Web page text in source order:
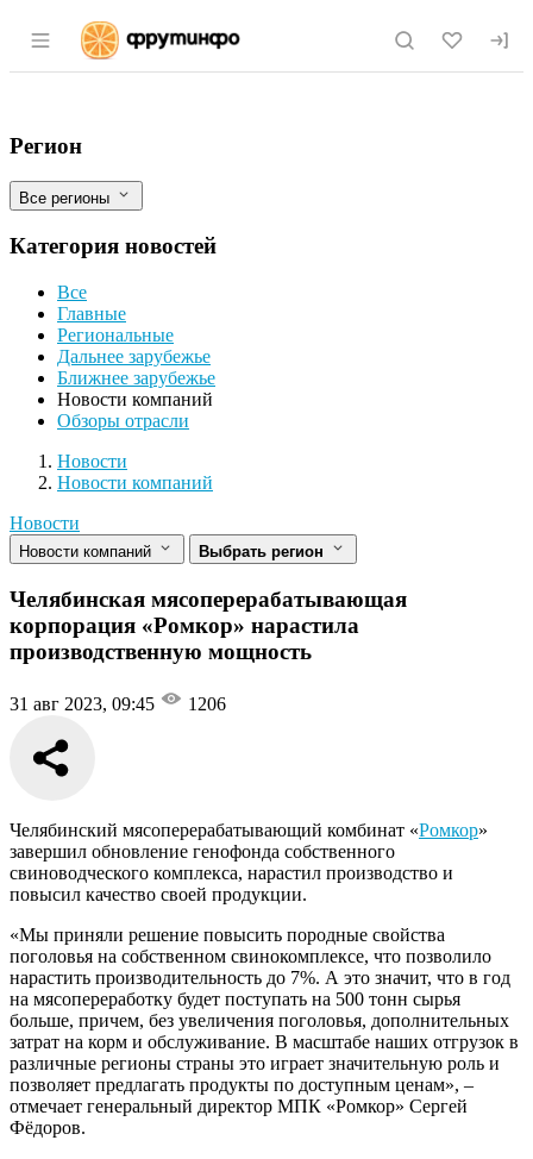
Раздел навигации по сайту fruitinfo.ru
Челябинская мясоперерабатывающая
Фильтры
Регион
Все регионы
Категория новостей
Все
Главные
Региональные
Дальнее зарубежье
Ближнее зарубежье
Новости компаний
Обзоры отрасли
Новости
Разделы
Новости
Новости компаний
Новости
Новости компаний Выбрать регион
Челябинская мясоперерабатывающая
корпорация «Ромкор» нарастила
производственную мощность
31 авг 2023, 09:45 1206
Челябинский мясоперерабатывающий комбинат «Ромкор»
завершил обновление генофонда собственного
свиноводческого комплекса, нарастил производство и
повысил качество своей продукции.
«Мы приняли решение повысить породные свойства
поголовья на собственном свинокомплексе, что позволило
нарастить производительность до 7%. А это значит, что в год
на мясопереработку будет поступать на 500 тонн сырья
больше, причем, без увеличения поголовья, дополнительных
затрат на корм и обслуживание. В масштабе наших отгрузок в
различные регионы страны это играет значительную роль и
позволяет предлагать продукты по доступным ценам», –
отмечает генеральный директор МПК «Ромкор» Сергей
Фёдоров.